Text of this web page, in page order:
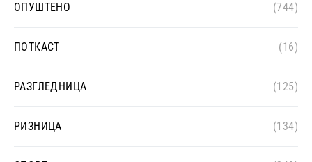
ОПУШТЕНО (744)
ПОТКАСТ (16)
РАЗГЛЕДНИЦА (125)
РИЗНИЦА (134)